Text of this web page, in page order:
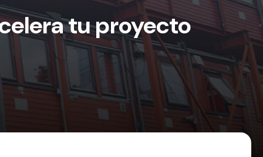
tu proyecto